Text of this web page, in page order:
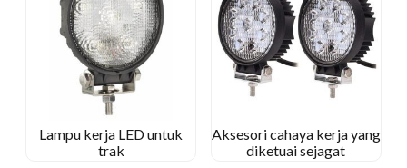
Lampu kerja LED untuk
trak
Aksesori cahaya kerja yang
diketuai sejagat